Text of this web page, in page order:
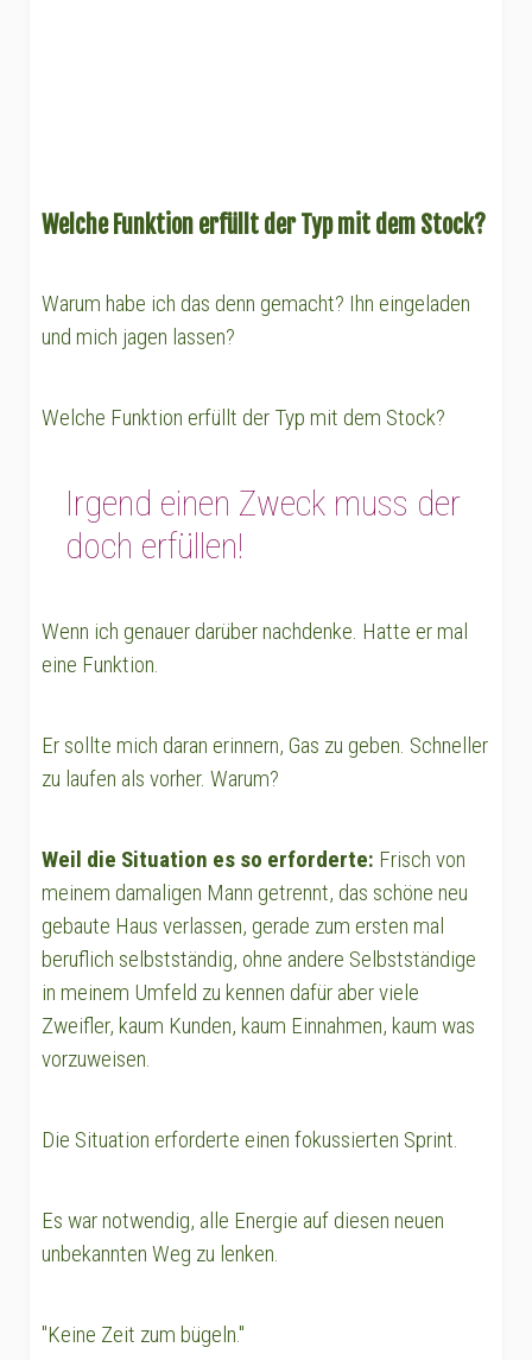
Welche Funktion erfüllt der Typ mit dem Stock?
Warum habe ich das denn gemacht? Ihn eingeladen
und mich jagen lassen?
Welche Funktion erfüllt der Typ mit dem Stock?
Irgend einen Zweck muss der
doch erfüllen!
Wenn ich genauer darüber nachdenke. Hatte er mal
eine Funktion.
Er sollte mich daran erinnern, Gas zu geben. Schneller
zu laufen als vorher. Warum?
Weil die Situation es so erforderte: Frisch von
meinem damaligen Mann getrennt, das schöne neu
gebaute Haus verlassen, gerade zum ersten mal
beruflich selbstständig, ohne andere Selbstständige
in meinem Umfeld zu kennen dafür aber viele
Zweifler, kaum Kunden, kaum Einnahmen, kaum was
vorzuweisen.
Die Situation erforderte einen fokussierten Sprint.
Es war notwendig, alle Energie auf diesen neuen
unbekannten Weg zu lenken.
"Keine Zeit zum bügeln."